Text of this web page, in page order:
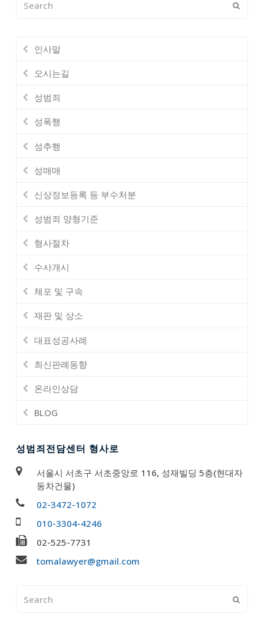
인사말
오시는길
성범죄
성폭행
성추행
성매매
신상정보등록 등 부수처분
성범죄 양형기준
형사절차
수사개시
체포 및 구속
재판 및 상소
대표성공사례
최신판례동향
온라인상담
BLOG
성범죄전담센터 형사로
서울시 서초구 서초중앙로 116, 성재빌딩 5층(현대자
동차건물)
02-3472-1072
010-3304-4246
02-525-7731
tomalawyer@gmail.com